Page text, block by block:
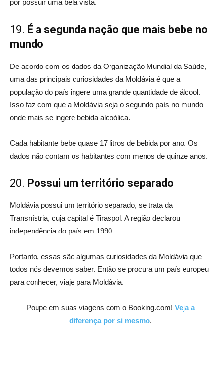
por possuir uma bela vista.
19. É a segunda nação que mais bebe no
mundo
De acordo com os dados da Organização Mundial da Saúde,
uma das principais curiosidades da Moldávia é que a
população do país ingere uma grande quantidade de álcool.
Isso faz com que a Moldávia seja o segundo país no mundo
onde mais se ingere bebida alcoólica.
Cada habitante bebe quase 17 litros de bebida por ano. Os
dados não contam os habitantes com menos de quinze anos.
20. Possui um território separado
Moldávia possui um território separado, se trata da
Transnístria, cuja capital é Tiraspol. A região declarou
independência do país em 1990.
Portanto, essas são algumas curiosidades da Moldávia que
todos nós devemos saber. Então se procura um país europeu
para conhecer, viaje para Moldávia.
Poupe em suas viagens com o Booking.com! Veja a
diferença por si mesmo.